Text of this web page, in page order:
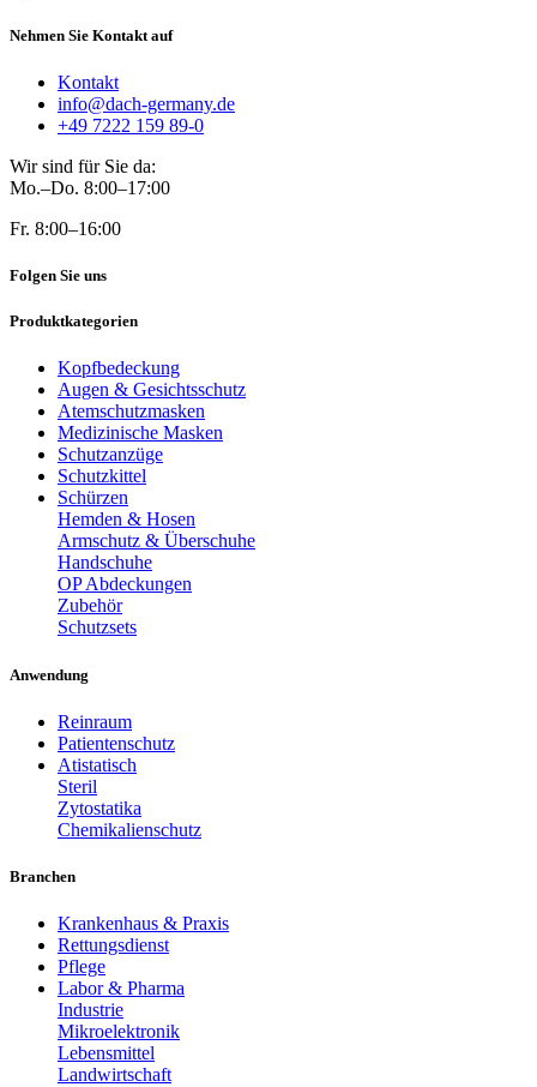
Nehmen Sie Kontakt auf
Kontakt
info@dach-germany.de
+49 7222 159 89-0
Wir sind für Sie da:
Mo.–Do. 8:00–17:00
Fr. 8:00–16:00
Folgen Sie uns
Produktkategorien
Kopfbedeckung
Augen & Gesichtsschutz
Atemschutzmasken
Medizinische Masken
Schutzanzüge
Schutzkittel
Schürzen
Hemden & Hosen
Armschutz & Überschuhe
Handschuhe
OP Abdeckungen
Zubehör
Schutzsets
Anwendung
Reinraum
Patientenschutz
Atistatisch
Steril
Zytostatika
Chemikalienschutz
Branchen
Krankenhaus & Praxis
Rettungsdienst
Pflege
Labor & Pharma
Industrie
Mikroelektronik
Lebensmittel
Landwirtschaft